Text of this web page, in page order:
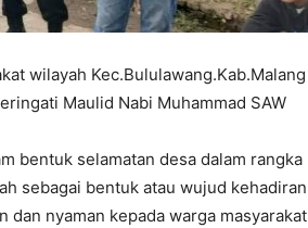
wilayah Kec.Bululawang.Kab.Malang
Maulid Nabi Muhammad SAW
bentuk selamatan desa dalam rangka
sebagai bentuk atau wujud kehadiran
dan nyaman kepada warga masyarakat